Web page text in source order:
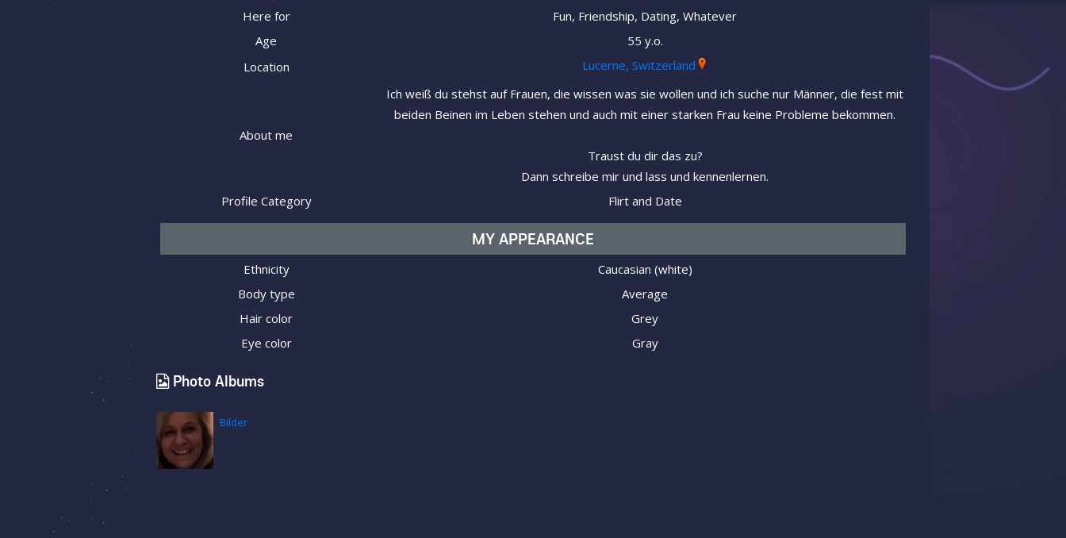
Here for
Fun, Friendship, Dating, Whatever
Age
55 y.o.
Location
Lucerne, Switzerland
About me
Ich weiß du stehst auf Frauen, die wissen was sie wollen und ich suche nur Männer, die fest mit
beiden Beinen im Leben stehen und auch mit einer starken Frau keine Probleme bekommen.
Traust du dir das zu?
Dann schreibe mir und lass und kennenlernen.
Profile Category
Flirt and Date
MY APPEARANCE
Ethnicity
Caucasian (white)
Body type
Average
Hair color
Grey
Eye color
Gray
Photo Albums
Bilder